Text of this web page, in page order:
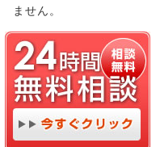
ません。